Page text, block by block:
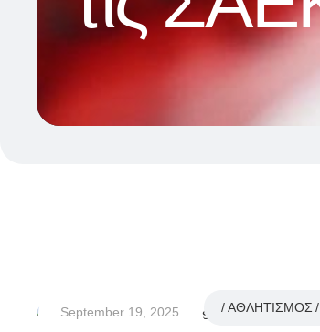
September 19, 2025 ΑΘΛΗΤΙΣΜΟΣ